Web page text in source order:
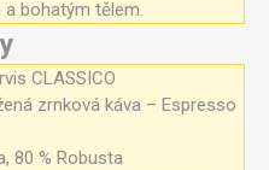
bohatým tělem.
CLASSICO
zrnková káva – Espresso
80 % Robusta